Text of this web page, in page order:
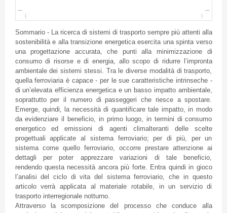
Sommario - La ricerca di sistemi di trasporto sempre più attenti alla
sostenibilità e alla transizione energetica esercita una spinta verso
una progettazione accurata, che punti alla minimizzazione di
consumo di risorse e di energia, allo scopo di ridurre l’impronta
ambientale dei sistemi stessi. Tra le diverse modalità di trasporto,
quella ferroviaria è capace - per le sue caratteristiche intrinseche -
di un’elevata efficienza energetica e un basso impatto ambientale,
soprattutto per il numero di passeggeri che riesce a spostare.
Emerge, quindi, la necessità di quantificare tale impatto, in modo
da evidenziare il beneficio, in primo luogo, in termini di consumo
energetico ed emissioni di agenti climalteranti delle scelte
progettuali applicate al sistema ferroviario; per di più, per un
sistema come quello ferroviario, occorre prestare attenzione ai
dettagli per poter apprezzare variazioni di tale beneficio,
rendendo questa necessità ancora più forte. Entra quindi in gioco
l’analisi del ciclo di vita del sistema ferroviario, che in questo
articolo verrà applicata al materiale rotabile, in un servizio di
trasporto interregionale notturno.
Attraverso la scomposizione del processo che conduce alla